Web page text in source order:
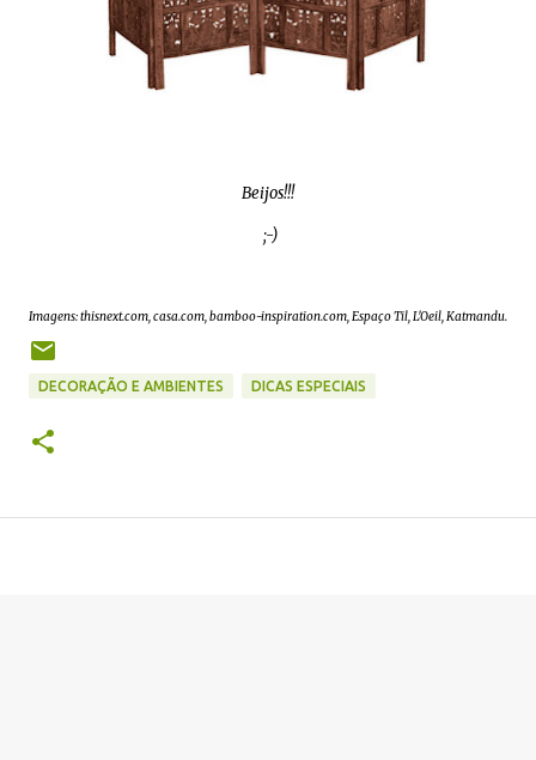
Beijos!!!
;-)
Imagens: thisnext.com, casa.com, bamboo-inspiration.com, Espaço Til, L'Oeil, Katmandu.
DECORAÇÃO E AMBIENTES DICAS ESPECIAIS